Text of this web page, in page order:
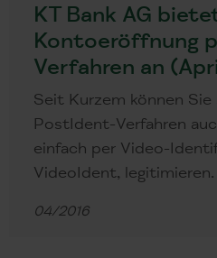
KT Bank AG
Kontoeröffnung
Verfahren an
Seit Kurzem können Sie
PostIdent-Verfahren
einfach per Video-
VideoIdent, legitimieren.
04/2016